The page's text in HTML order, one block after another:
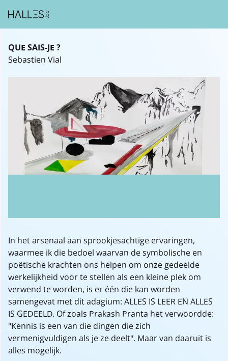
QUE SAIS-JE ?
Sebastien Vial
In het arsenaal aan sprookjesachtige ervaringen,
waarmee ik die bedoel waarvan de symbolische en
poëtische krachten ons helpen om onze gedeelde
werkelijkheid voor te stellen als een kleine plek om
verwend te worden, is er één die kan worden
samengevat met dit adagium: ALLES IS LEER EN ALLES
IS GEDEELD. Of zoals Prakash Pranta het verwoordde:
"Kennis is een van die dingen die zich
vermenigvuldigen als je ze deelt". Maar van daaruit is
alles mogelijk.